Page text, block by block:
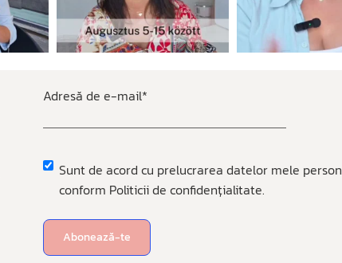
Adresă de e-mail*
Privacy *
Sunt de acord cu prelucrarea datelor mele
conform Politicii de confidențialitate.
Abonează-te